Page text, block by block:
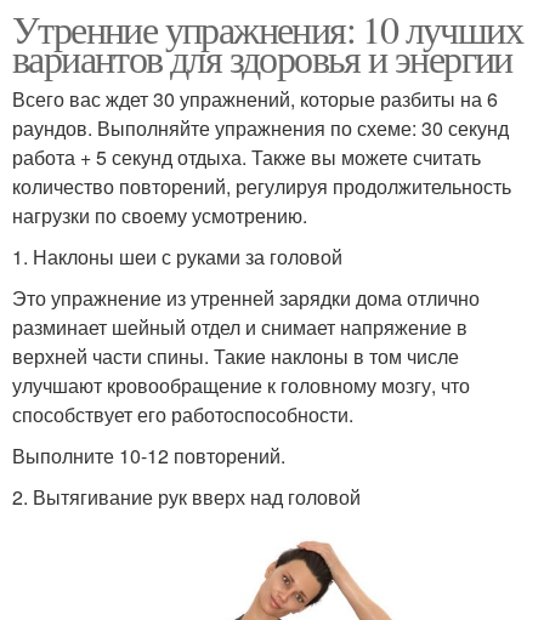
Утренние упражнения: 10 лучших
вариантов для здоровья и энергии
Всего вас ждет 30 упражнений, которые разбиты на 6
раундов. Выполняйте упражнения по схеме: 30 секунд
работа + 5 секунд отдыха. Также вы можете считать
количество повторений, регулируя продолжительность
нагрузки по своему усмотрению.
1. Наклоны шеи с руками за головой
Это упражнение из утренней зарядки дома отлично
разминает шейный отдел и снимает напряжение в
верхней части спины. Такие наклоны в том числе
улучшают кровообращение к головному мозгу, что
способствует его работоспособности.
Выполните 10-12 повторений.
2. Вытягивание рук вверх над головой